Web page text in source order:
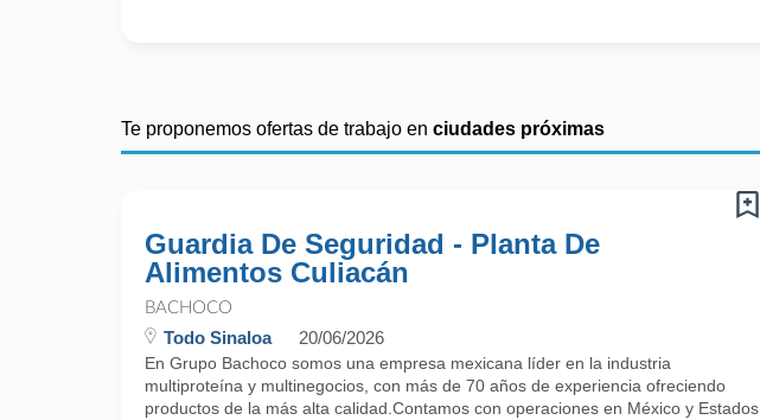
Te proponemos ofertas de trabajo en ciudades próximas
Guardia De Seguridad - Planta De
Alimentos Culiacán
BACHOCO
Todo Sinaloa 20/06/2026
En Grupo Bachoco somos una empresa mexicana líder en la industria
multiproteína y multinegocios, con más de 70 años de experiencia ofreciendo
productos de la más alta calidad.Contamos con operaciones en México y Estados